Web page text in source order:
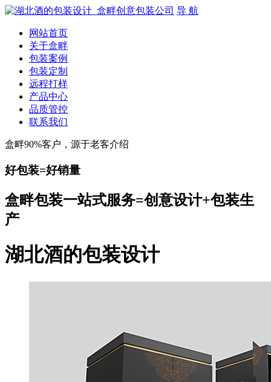
导 航
网站首页
关于盒畔
包装案例
包装定制
远程打样
产品中心
品质管控
联系我们
盒畔90%客户，源于老客介绍
好包装=好销量
盒畔包装一站式服务=创意设计+包装生
产
湖北酒的包装设计